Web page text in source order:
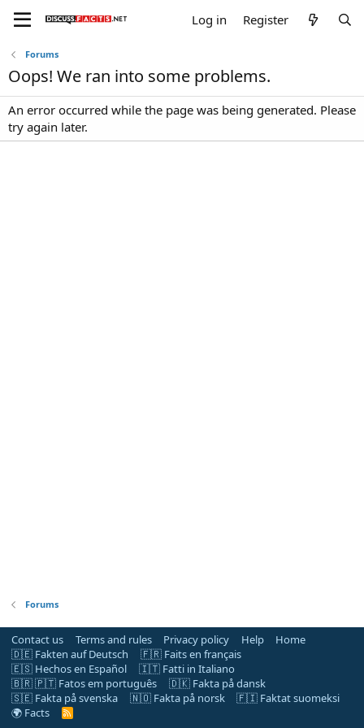
Log in Register
Forums
Oops! We ran into some problems.
An error occurred while the page was being generated. Please
try again later.
Forums
Contact us Terms and rules Privacy policy Help
Home
🇩🇪 Fakten auf Deutsch
🇫🇷 Faits en français
🇪🇸 Hechos en Español
🇮🇹 Fatti in Italiano
🇧🇷 🇵🇹 Fatos em português
🇩🇰 Fakta på dansk
🇸🇪 Fakta på svenska
🇳🇴 Fakta på norsk
🇫🇮 Faktat suomeksi
🌍 Facts
R